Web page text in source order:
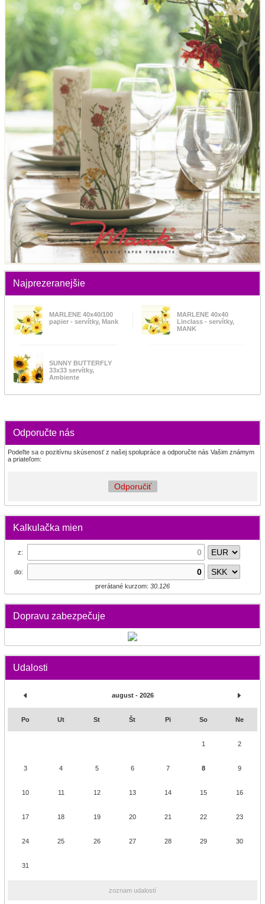
Najprezeranejšie
MARLENE 40x40/100
papier - servítky, Mank
MARLENE 40x40
Linclass - servítky,
MANK
SUNNY BUTTERFLY
33x33 servítky,
Ambiente
Odporučte nás
Podeľte sa o pozitívnu skúsenosť z našej spolupráce a odporučte nás Vašim známym
a priateľom:
Odporučiť
Kalkulačka mien
z:
do:
prerátané kurzom: 30.126
Dopravu zabezpečuje
Udalosti
august - 2026
Po Ut St Št Pi So Ne
1 2
3 4 5 6 7 8 9
10 11 12 13 14 15 16
17 18 19 20 21 22 23
24 25 26 27 28 29 30
31
zoznam udalostí